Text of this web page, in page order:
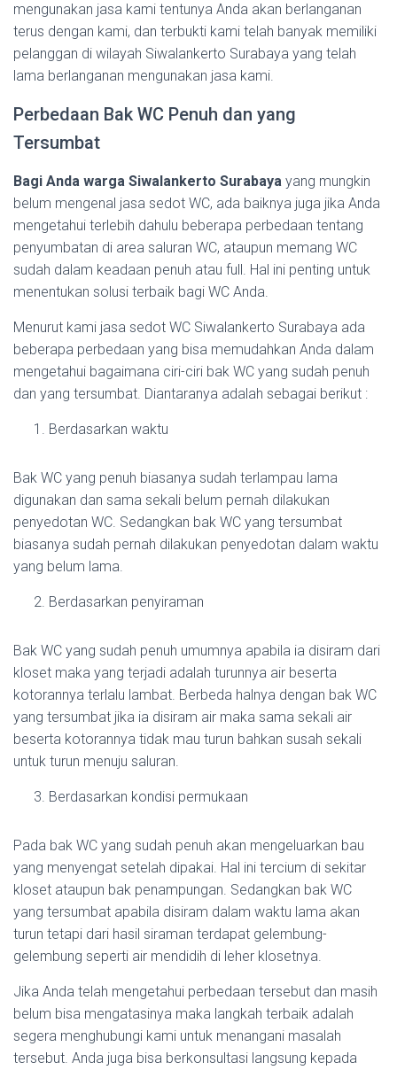
mengunakan jasa kami tentunya Anda akan berlanganan
terus dengan kami, dan terbukti kami telah banyak memiliki
pelanggan di wilayah Siwalankerto Surabaya yang telah
lama berlanganan mengunakan jasa kami.
Perbedaan Bak WC Penuh dan yang
Tersumbat
Bagi Anda warga Siwalankerto Surabaya yang mungkin
belum mengenal jasa sedot WC, ada baiknya juga jika Anda
mengetahui terlebih dahulu beberapa perbedaan tentang
penyumbatan di area saluran WC, ataupun memang WC
sudah dalam keadaan penuh atau full. Hal ini penting untuk
menentukan solusi terbaik bagi WC Anda.
Menurut kami jasa sedot WC Siwalankerto Surabaya ada
beberapa perbedaan yang bisa memudahkan Anda dalam
mengetahui bagaimana ciri-ciri bak WC yang sudah penuh
dan yang tersumbat. Diantaranya adalah sebagai berikut :
Berdasarkan waktu
Bak WC yang penuh biasanya sudah terlampau lama
digunakan dan sama sekali belum pernah dilakukan
penyedotan WC. Sedangkan bak WC yang tersumbat
biasanya sudah pernah dilakukan penyedotan dalam waktu
yang belum lama.
Berdasarkan penyiraman
Bak WC yang sudah penuh umumnya apabila ia disiram dari
kloset maka yang terjadi adalah turunnya air beserta
kotorannya terlalu lambat. Berbeda halnya dengan bak WC
yang tersumbat jika ia disiram air maka sama sekali air
beserta kotorannya tidak mau turun bahkan susah sekali
untuk turun menuju saluran.
Berdasarkan kondisi permukaan
Pada bak WC yang sudah penuh akan mengeluarkan bau
yang menyengat setelah dipakai. Hal ini tercium di sekitar
kloset ataupun bak penampungan. Sedangkan bak WC
yang tersumbat apabila disiram dalam waktu lama akan
turun tetapi dari hasil siraman terdapat gelembung-
gelembung seperti air mendidih di leher klosetnya.
Jika Anda telah mengetahui perbedaan tersebut dan masih
belum bisa mengatasinya maka langkah terbaik adalah
segera menghubungi kami untuk menangani masalah
tersebut. Anda juga bisa berkonsultasi langsung kepada